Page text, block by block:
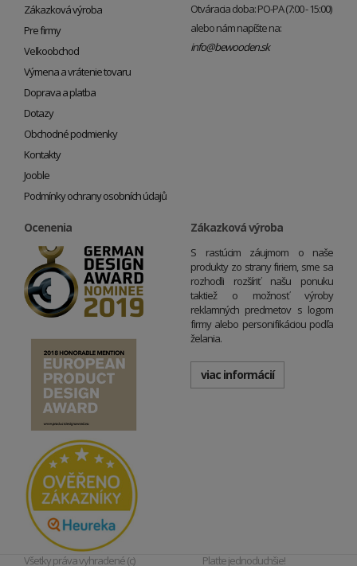
Zákazková výroba
Pre firmy
Veľkoobchod
Výmena a vrátenie tovaru
Doprava a platba
Dotazy
Obchodné podmienky
Kontakty
Jooble
Podmínky ochrany osobních údajů
Otváracia doba: PO-PA (7:00 - 15:00)
alebo nám napíšte na:
info@bewooden.sk
Ocenenia Zákazková výroba
S rastúcim záujmom o naše
produkty zo strany firiem, sme sa
rozhodli rozšíriť našu ponuku
taktiež o možnosť výroby
reklamných predmetov s logom
firmy alebo personifikáciou podľa
želania.
viac informácií
Všetky práva vyhradené (c)
Plaťte jednoduchšie!